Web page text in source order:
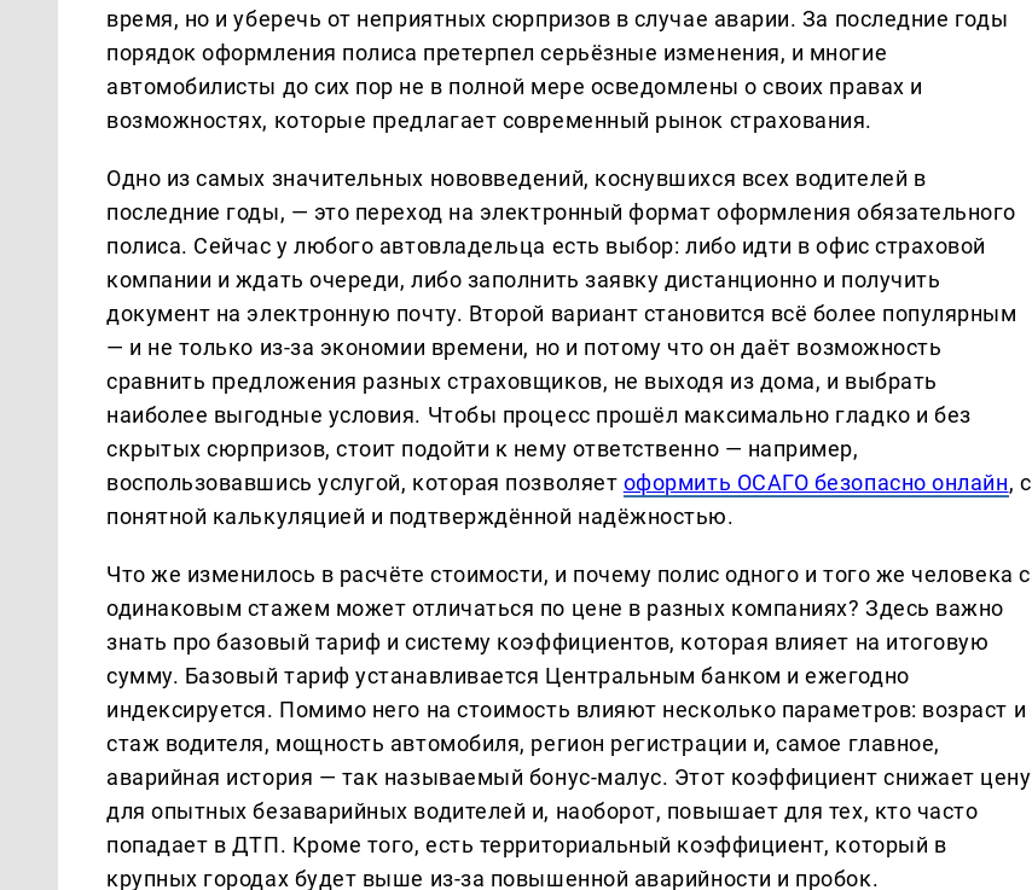
время, но и уберечь от неприятных сюрпризов в случае аварии. За последние годы
порядок оформления полиса претерпел серьёзные изменения, и многие
автомобилисты до сих пор не в полной мере осведомлены о своих правах и
возможностях, которые предлагает современный рынок страхования.
Одно из самых значительных нововведений, коснувшихся всех водителей в
последние годы, — это переход на электронный формат оформления обязательного
полиса. Сейчас у любого автовладельца есть выбор: либо идти в офис страховой
компании и ждать очереди, либо заполнить заявку дистанционно и получить
документ на электронную почту. Второй вариант становится всё более популярным
— и не только из-за экономии времени, но и потому что он даёт возможность
сравнить предложения разных страховщиков, не выходя из дома, и выбрать
наиболее выгодные условия. Чтобы процесс прошёл максимально гладко и без
скрытых сюрпризов, стоит подойти к нему ответственно — например,
воспользовавшись услугой, которая позволяет оформить ОСАГО безопасно онлайн, с
понятной калькуляцией и подтверждённой надёжностью.
Что же изменилось в расчёте стоимости, и почему полис одного и того же человека с
одинаковым стажем может отличаться по цене в разных компаниях? Здесь важно
знать про базовый тариф и систему коэффициентов, которая влияет на итоговую
сумму. Базовый тариф устанавливается Центральным банком и ежегодно
индексируется. Помимо него на стоимость влияют несколько параметров: возраст и
стаж водителя, мощность автомобиля, регион регистрации и, самое главное,
аварийная история — так называемый бонус-малус. Этот коэффициент снижает цену
для опытных безаварийных водителей и, наоборот, повышает для тех, кто часто
попадает в ДТП. Кроме того, есть территориальный коэффициент, который в
крупных городах будет выше из-за повышенной аварийности и пробок.